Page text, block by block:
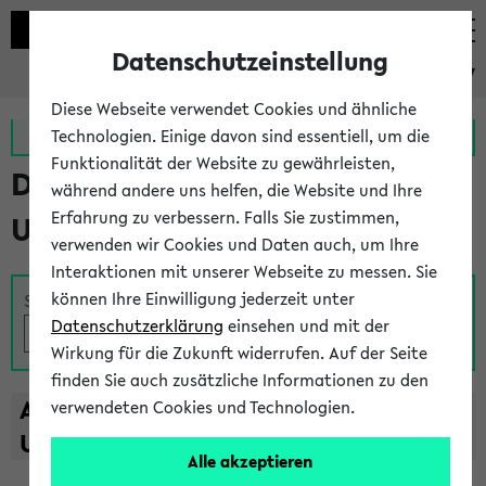
eKVV
Zur MeineUni App Zum MeineUni Portal
Das Lehrangebot der
Universität Bielefeld
Suche
A B C D E F G H I J K L M N O
U
V W X Y
Z
Datenschutzeinstellung
Diese Webseite verwendet Cookies und ähnliche
Technologien. Einige davon sind essentiell, um die
Funktionalität der Website zu gewährleisten,
während andere uns helfen, die Website und Ihre
Erfahrung zu verbessern. Falls Sie zustimmen,
verwenden wir Cookies und Daten auch, um Ihre
Interaktionen mit unserer Webseite zu messen. Sie
können Ihre Einwilligung jederzeit unter
Datenschutzerklärung einsehen und mit der
Wirkung für die Zukunft widerrufen. Auf der Seite
finden Sie auch zusätzliche Informationen zu den
verwendeten Cookies und Technologien.
Alle akzeptieren